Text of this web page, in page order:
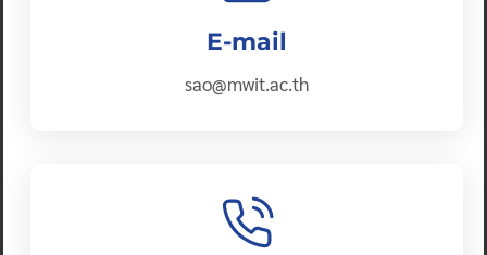
E-mail
sao@mwit.ac.th